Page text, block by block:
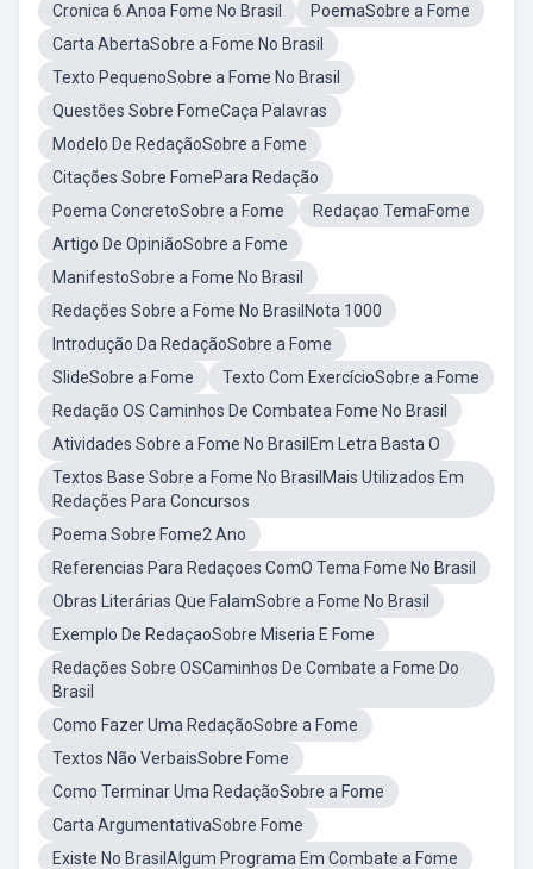
Cronica 6 Anoa Fome No Brasil
PoemaSobre a Fome
Carta AbertaSobre a Fome No Brasil
Texto PequenoSobre a Fome No Brasil
Questões Sobre FomeCaça Palavras
Modelo De RedaçãoSobre a Fome
Citações Sobre FomePara Redação
Poema ConcretoSobre a Fome
Redaçao TemaFome
Artigo De OpiniãoSobre a Fome
ManifestoSobre a Fome No Brasil
Redações Sobre a Fome No BrasilNota 1000
Introdução Da RedaçãoSobre a Fome
SlideSobre a Fome
Texto Com ExercícioSobre a Fome
Redação OS Caminhos De Combatea Fome No Brasil
Atividades Sobre a Fome No BrasilEm Letra Basta O
Textos Base Sobre a Fome No BrasilMais Utilizados Em
Redações Para Concursos
Poema Sobre Fome2 Ano
Referencias Para Redaçoes ComO Tema Fome No Brasil
Obras Literárias Que FalamSobre a Fome No Brasil
Exemplo De RedaçaoSobre Miseria E Fome
Redações Sobre OSCaminhos De Combate a Fome Do
Brasil
Como Fazer Uma RedaçãoSobre a Fome
Textos Não VerbaisSobre Fome
Como Terminar Uma RedaçãoSobre a Fome
Carta ArgumentativaSobre Fome
Existe No BrasilAlgum Programa Em Combate a Fome